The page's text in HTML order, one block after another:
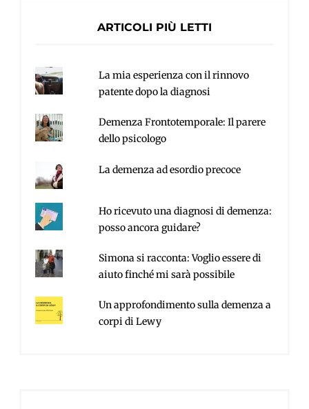
ARTICOLI PIÙ LETTI
La mia esperienza con il rinnovo
patente dopo la diagnosi
Demenza Frontotemporale: Il parere
dello psicologo
La demenza ad esordio precoce
Ho ricevuto una diagnosi di demenza:
posso ancora guidare?
Simona si racconta: Voglio essere di
aiuto finché mi sarà possibile
Un approfondimento sulla demenza a
corpi di Lewy